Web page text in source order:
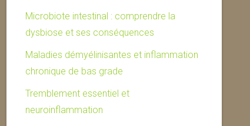
Microbiote intestinal : comprendre la
dysbiose et ses conséquences
Maladies démyélinisantes et inflammation
chronique de bas grade
Tremblement essentiel et
neuroinflammation